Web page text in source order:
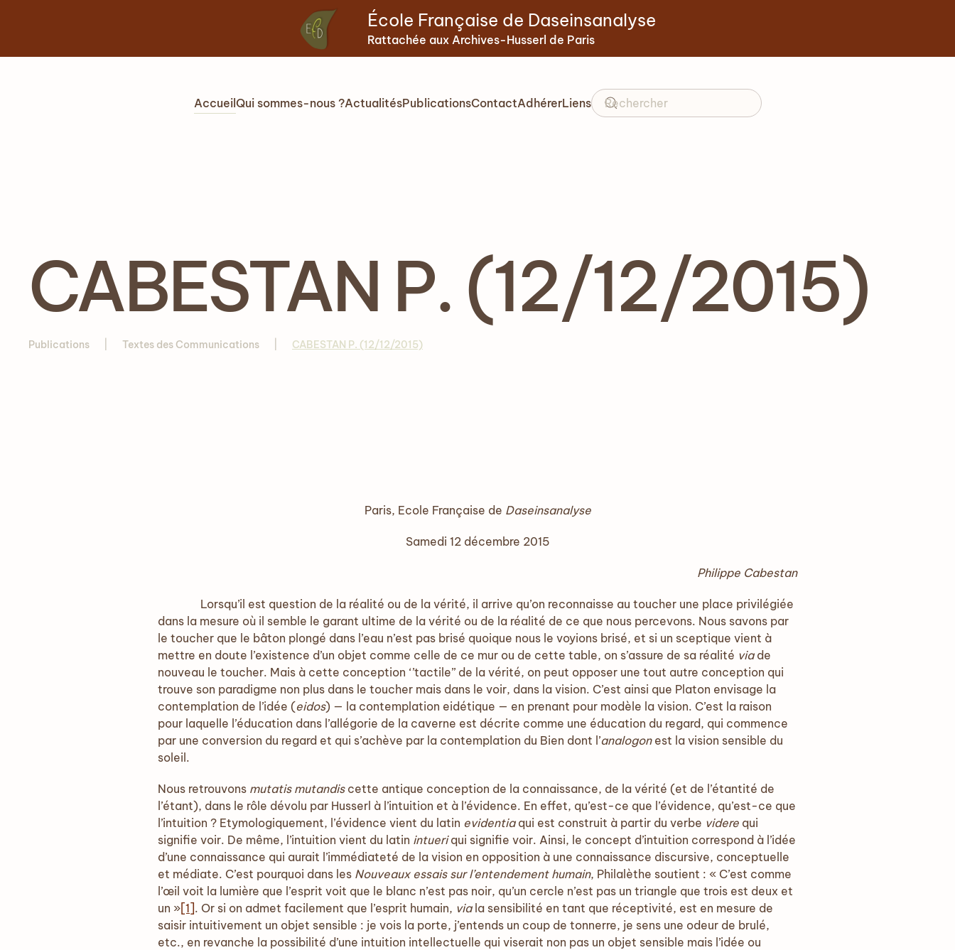
École Française de Daseinsanalyse
Rattachée aux Archives-Husserl de Paris
AccueilQui sommes-nous ?ActualitésPublicationsContactAdhérerLiens
CABESTAN P. (12/12/2015)
Publications Textes des Communications CABESTAN P. (12/12/2015)
Paris, Ecole Française de Daseinsanalyse
Samedi 12 décembre 2015
Philippe Cabestan
Lorsqu’il est question de la réalité ou de la vérité, il arrive qu’on reconnaisse au toucher une place privilégiée
dans la mesure où il semble le garant ultime de la vérité ou de la réalité de ce que nous percevons. Nous savons par
le toucher que le bâton plongé dans l’eau n’est pas brisé quoique nous le voyions brisé, et si un sceptique vient à
mettre en doute l’existence d’un objet comme celle de ce mur ou de cette table, on s’assure de sa réalité viade
nouveau le toucher. Mais à cette conception ‘’tactile’’ de la vérité, on peut opposer une tout autre conception qui
trouve son paradigme non plus dans le toucher mais dans le voir, dans la vision. C’est ainsi que Platon envisage la
contemplation de l’idée (eidos) — la contemplation eidétique — en prenant pour modèle la vision. C’est la raison
pour laquelle l’éducation dans l’allégorie de la caverne est décrite comme une éducation du regard, qui commence
par une conversion du regard et qui s’achève par la contemplation du Bien dont l’analogonest la vision sensible du
soleil.
Nous retrouvons mutatis mutandiscette antique conception de la connaissance, de la vérité (et de l’étantité de
l’étant), dans le rôle dévolu par Husserl à l’intuition et à l’évidence. En effet, qu’est-ce que l’évidence, qu’est-ce que
l’intuition ? Etymologiquement, l’évidence vient du latin evidentiaqui est construit à partir du verbe videre qui
signifie voir. De même, l’intuition vient du latin intueriqui signifie voir. Ainsi, le concept d’intuition correspond à l’idée
d’une connaissance qui aurait l’immédiateté de la vision en opposition à une connaissance discursive, conceptuelle
et médiate. C’est pourquoi dans les Nouveaux essais sur l’entendement humain, Philalèthe soutient : « C’est comme
l’œil voit la lumière que l’esprit voit que le blanc n’est pas noir, qu’un cercle n’est pas un triangle que trois est deux et
un »[1]. Or si on admet facilement que l’esprit humain, via la sensibilité en tant que réceptivité, est en mesure de
saisir intuitivement un objet sensible : je vois la porte, j’entends un coup de tonnerre, je sens une odeur de brulé,
etc., en revanche la possibilité d’une intuition intellectuelle qui viserait non pas un objet sensible mais l’idée ou